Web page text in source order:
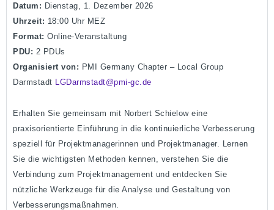
Datum: Dienstag, 1. Dezember 2026
Uhrzeit: 18:00 Uhr MEZ
Format: Online-Veranstaltung
PDU: 2 PDUs
Organisiert von: PMI Germany Chapter – Local Group
Darmstadt LGDarmstadt@pmi-gc.de
Erhalten Sie gemeinsam mit Norbert Schielow eine
praxisorientierte Einführung in die kontinuierliche Verbesserung
speziell für Projektmanagerinnen und Projektmanager. Lernen
Sie die wichtigsten Methoden kennen, verstehen Sie die
Verbindung zum Projektmanagement und entdecken Sie
nützliche Werkzeuge für die Analyse und Gestaltung von
Verbesserungsmaßnahmen.